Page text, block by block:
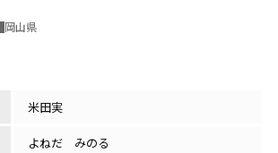
岡山県
米田実
よねだ みのる